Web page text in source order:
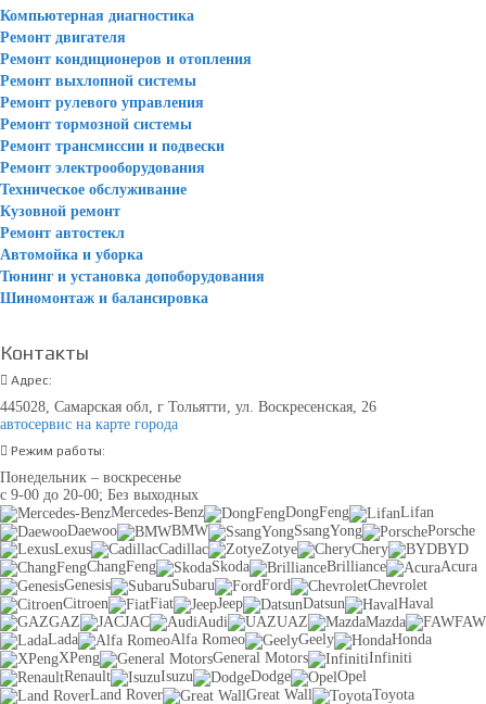
Компьютерная диагностика
Ремонт двигателя
Ремонт кондиционеров и отопления
Ремонт выхлопной системы
Ремонт рулевого управления
Ремонт тормозной системы
Ремонт трансмиссии и подвески
Ремонт электрооборудования
Техническое обслуживание
Кузовной ремонт
Ремонт автостекл
Автомойка и уборка
Тюнинг и установка допоборудования
Шиномонтаж и балансировка
Контакты
Адрес:
445028, Самарская обл, г Тольятти, ул. Воскресенская, 26
автосервис на карте города
Режим работы:
Понедельник – воскресенье
с 9-00 до 20-00; Без выходных
Mercedes-Benz
DongFeng
Lifan
Daewoo
BMW SsangYong
Porsche
Lexus
Cadillac Zotye Chery
BYD
ChangFeng
Skoda Brilliance
Acura
Genesis
Subaru Ford
Chevrolet
Citroen
Fiat Jeep Datsun
Haval
GAZ
JAC Audi UAZ Mazda
FAW
Lada
Alfa Romeo Geely
Honda
XPeng
General Motors
Infiniti
Renault
Isuzu Dodge
Opel
Land Rover
Great Wall Toyota